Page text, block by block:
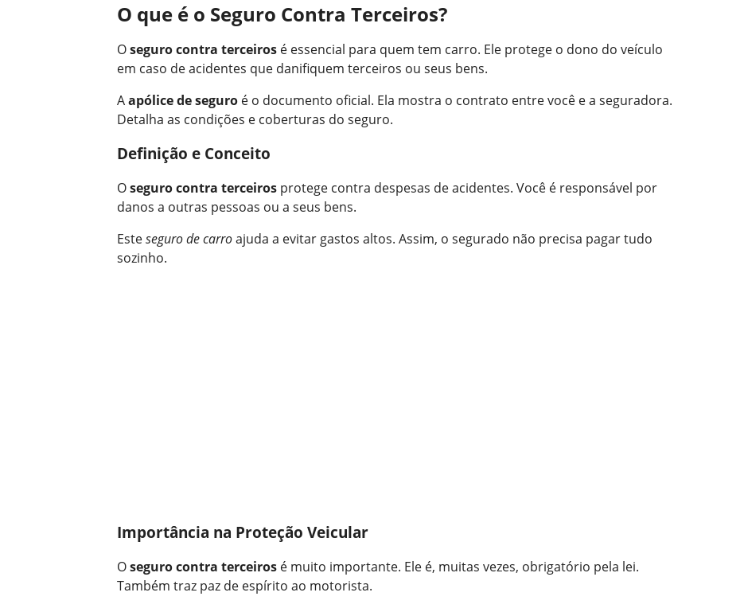
O que é o Seguro Contra Terceiros?
Oseguro contra terceiros é essencial para quem tem carro. Ele protege o dono do veículo
em caso de acidentes que danifiquem terceiros ou seus bens.
Aapólice de seguro é o documento oficial. Ela mostra o contrato entre você e a seguradora.
Detalha as condições e coberturas do seguro.
Definição e Conceito
Oseguro contra terceiros protege contra despesas de acidentes. Você é responsável por
danos a outras pessoas ou a seus bens.
Esteseguro de carroajuda a evitar gastos altos. Assim, o segurado não precisa pagar tudo
sozinho.
Importância na Proteção Veicular
Oseguro contra terceiros é muito importante. Ele é, muitas vezes, obrigatório pela lei.
Também traz paz de espírito ao motorista.